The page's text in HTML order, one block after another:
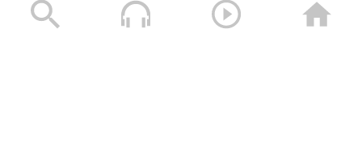
التي اغرقتها القوات المسلحة اليمنية